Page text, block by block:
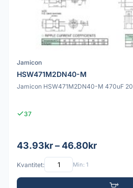
Jamicon
HSW471M2DN40-M
Jamicon HSW471M2DN40-M 470uF
37
43.93kr – 46.80kr
Kvantitet: Min: 1